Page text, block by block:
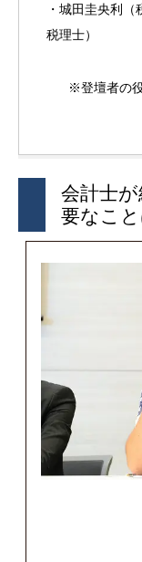
・城田圭央利
税理士）
※登壇者の
会計士
要なこ